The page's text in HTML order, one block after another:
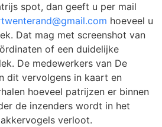
spot, dan geeft u per mail
hoeveel u
Dat mag met screenshot van
of een duidelijke
De medewerkers van De
dit vervolgens in kaart en
hoeveel patrijzen er binnen
de inzenders wordt in het
verloot.